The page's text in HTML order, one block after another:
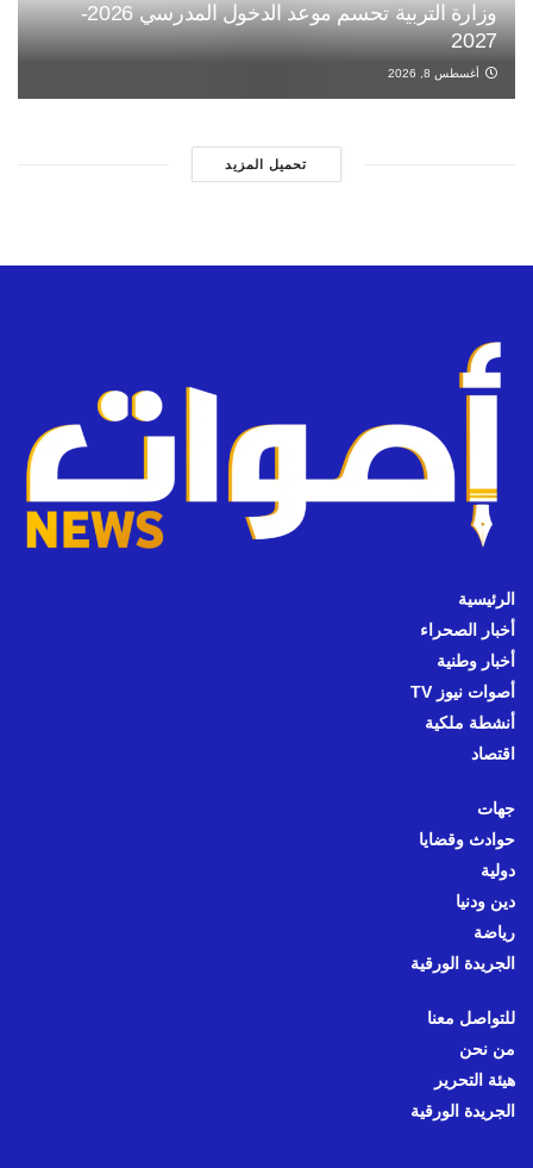
وزارة التربية تحسم موعد الدخول المدرسي 2026-
2027
أغسطس 8, 2026
تحميل المزيد
الرئيسية
أخبار الصحراء
أخبار وطنية
أصوات نيوز TV
أنشطة ملكية
اقتصاد
جهات
حوادث وقضايا
دولية
دين ودنيا
رياضة
الجريدة الورقية
للتواصل معنا
من نحن
هيئة التحرير
الجريدة الورقية